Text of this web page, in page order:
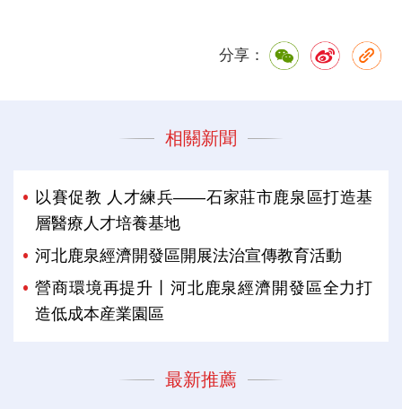
分享：
相關新聞
以賽促教 人才練兵——石家莊市鹿泉區打造基
層醫療人才培養基地
河北鹿泉經濟開發區開展法治宣傳教育活動
營商環境再提升丨河北鹿泉經濟開發區全力打
造低成本産業園區
最新推薦